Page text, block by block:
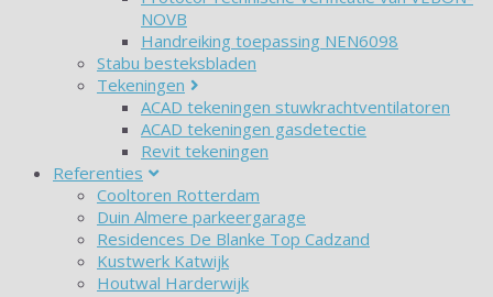
NOVB
Handreiking toepassing NEN6098
Stabu besteksbladen
Tekeningen
ACAD tekeningen stuwkrachtventilatoren
ACAD tekeningen gasdetectie
Revit tekeningen
Referenties
Cooltoren Rotterdam
Duin Almere parkeergarage
Residences De Blanke Top Cadzand
Kustwerk Katwijk
Houtwal Harderwijk